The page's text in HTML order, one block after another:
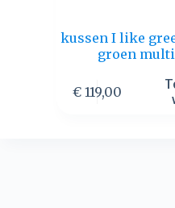
kussen I like
groen
€119,00